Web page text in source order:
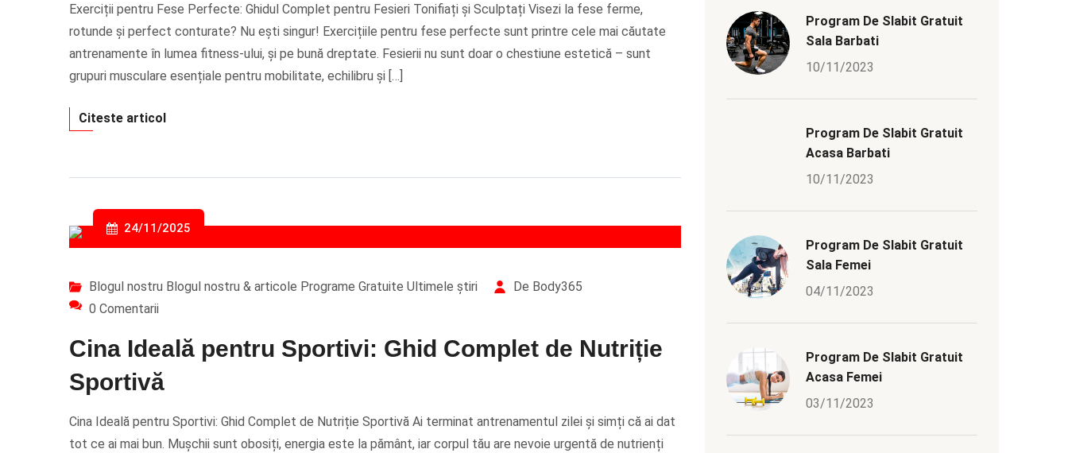
Exerciții pentru Fese Perfecte: Ghidul Complet pentru Fesieri Tonifiați și Sculptați Visezi la fese ferme,
rotunde și perfect conturate? Nu ești singur! Exercițiile pentru fese perfecte sunt printre cele mai căutate
antrenamente în lumea fitness-ului, și pe bună dreptate. Fesierii nu sunt doar o chestiune estetică – sunt
grupuri musculare esențiale pentru mobilitate, echilibru și […]
Citeste articol
24/11/2025
Blogul nostru Blogul nostru & articole Programe Gratuite Ultimele știri
De Body365
0 Comentarii
Cina Ideală pentru Sportivi: Ghid Complet de Nutriție
Sportivă
Cina Ideală pentru Sportivi: Ghid Complet de Nutriție Sportivă Ai terminat antrenamentul zilei și simți că ai dat
tot ce ai mai bun. Mușchii sunt obosiți, energia este la pământ, iar corpul tău are nevoie urgentă de nutrienți
Program De Slabit Gratuit
Sala Barbati
10/11/2023
Program De Slabit Gratuit
Acasa Barbati
10/11/2023
Program De Slabit Gratuit
Sala Femei
04/11/2023
Program De Slabit Gratuit
Acasa Femei
03/11/2023